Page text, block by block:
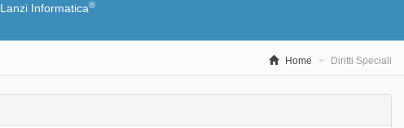
Lanzi Informatica®
Home Diritti Speciali